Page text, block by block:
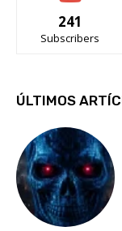
241
Subscribers
ÚLTIMOS